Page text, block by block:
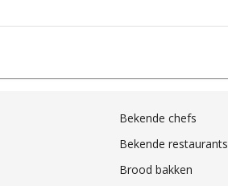
Bekende chefs
Bekende restaurants
Brood bakken